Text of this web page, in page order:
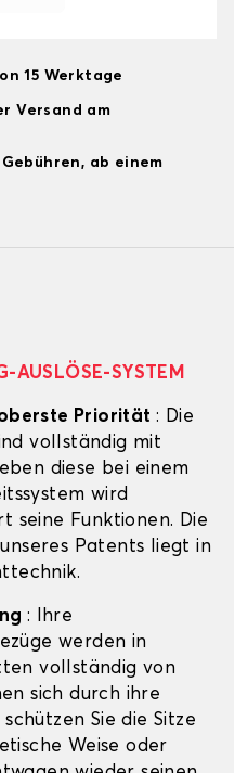
15 Werktage
Versand am
ab einem
AUSLÖSE-SYSTEM
Priorität : Die
vollständig mit
diese bei einem
wird
seine Funktionen. Die
Patents liegt in
: Ihre
werden in
vollständig von
sich durch ihre
Sie die Sitze
Weise oder